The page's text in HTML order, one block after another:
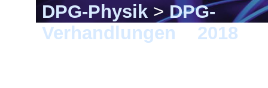
DPG-Physik>DPG-
Verhandlungen
2018